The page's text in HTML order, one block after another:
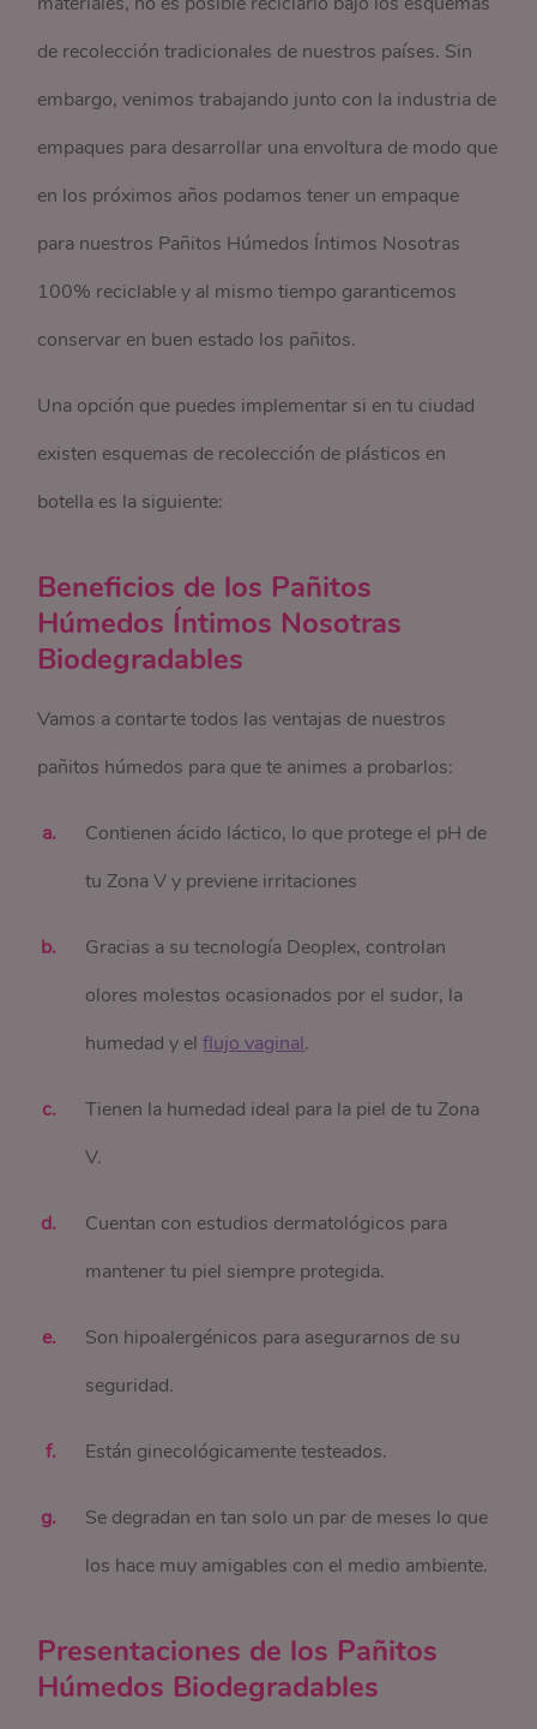
de recolección tradicionales de nuestros países. Sin
embargo, venimos trabajando junto con la industria de
empaques para desarrollar una envoltura de modo que
en los próximos años podamos tener un empaque
para nuestros Pañitos Húmedos Íntimos Nosotras
100% reciclable y al mismo tiempo garanticemos
conservar en buen estado los pañitos.
Una opción que puedes implementar si en tu ciudad
existen esquemas de recolección de plásticos en
botella es la siguiente:
Beneficios de los Pañitos
Húmedos Íntimos Nosotras
Biodegradables
Vamos a contarte todos las ventajas de nuestros
pañitos húmedos para que te animes a probarlos:
Contienen ácido láctico, lo que protege el pH de
tu Zona V y previene irritaciones
Gracias a su tecnología Deoplex, controlan
olores molestos ocasionados por el sudor, la
humedad y elflujo vaginal.
Tienen la humedad ideal para la piel de tu Zona
V.
Cuentan con estudios dermatológicos para
mantener tu piel siempre protegida.
Son hipoalergénicos para asegurarnos de su
seguridad.
Están ginecológicamente testeados.
Se degradan en tan solo un par de meses lo que
los hace muy amigables con el medio ambiente.
Presentaciones de los Pañitos
Húmedos Biodegradables